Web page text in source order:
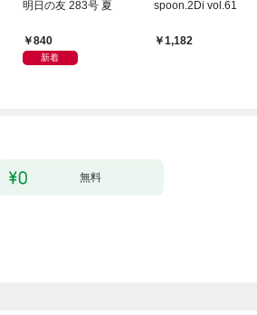
明日の友 283号 夏
840
新着
spoon.2Di vol.61
1,182
無料